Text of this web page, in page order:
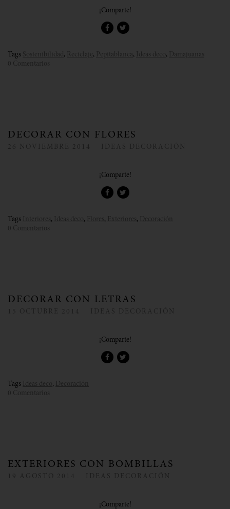
¡Comparte!
Tags Sostenibilidad, Reciclaje , Pepitablanca, Ideas deco , Damajuanas
0 Comentarios
DECORAR CON FLORES
26 NOVIEMBRE 2014 IDEAS DECORACIÓN
¡Comparte!
Tags Interiores , Ideas deco , Flores , Exteriores , Decoración
0 Comentarios
DECORAR CON LETRAS
15 OCTUBRE 2014 IDEAS DECORACIÓN
¡Comparte!
Tags Ideas deco , Decoración
0 Comentarios
EXTERIORES CON BOMBILLAS
19 AGOSTO 2014 IDEAS DECORACIÓN
¡Comparte!